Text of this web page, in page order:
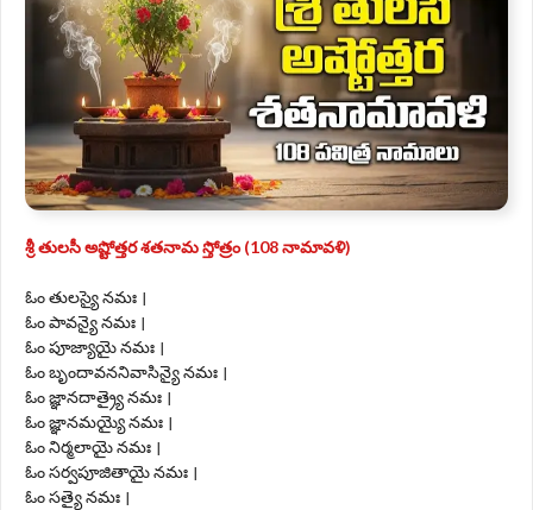
శ్రీ తులసీ అష్టోత్తర శతనామ స్తోత్రం (108 నామావళి)
ఓం తులస్యై నమః ।
ఓం పావన్యై నమః ।
ఓం పూజ్యాయై నమః ।
ఓం బృందావననివాసిన్యై నమః ।
ఓం జ్ఞానదాత్ర్యై నమః ।
ఓం జ్ఞానమయ్యై నమః ।
ఓం నిర్మలాయై నమః ।
ఓం సర్వపూజితాయై నమః ।
ఓం సత్యై నమః ।